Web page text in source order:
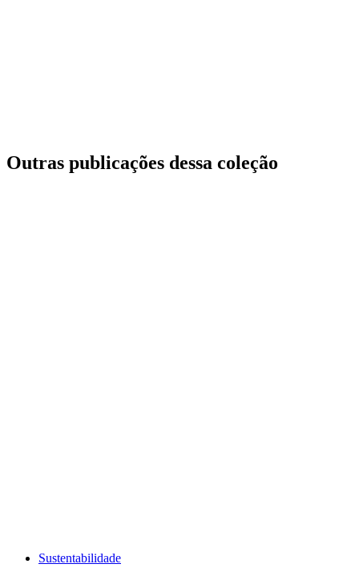
Outras publicações dessa coleção
Sustentabilidade